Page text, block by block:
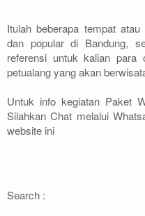
Itulah beberapa tempat
dan popular di Bandung,
referensi untuk kalian
petualang yang akan
Untuk info kegiatan Paket
Silahkan Chat melalui
website ini
Search :